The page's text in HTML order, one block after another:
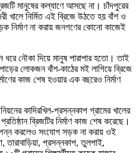
মানুষের কল্যাণে আসছে না। চাঁদপুরের
খালে নির্মিত এই ব্রিজে উঠতে হয় বাঁশ ও
নির্মাণ না করায় জনগণের কোনো কাজেই
ধরে নৌকা দিয়ে মানুষ পারাপার হতো। তাই
লোকজন বাঁশ-কাঠের মই লাগিয়ে ব্রিজে
কাজ শেষ হওয়ার এক বছরেও নির্মাণ
কাদিরখিল-প্রসন্নকাপ গ্রামের খালের
ব্রিজটির নির্মাণ কাজ শেষ করেছে।
করলেও সংযোগ সড়ক না করায় ওই
তারাবাড়িয়া, প্রসন্নকাপ, তুলপাই,